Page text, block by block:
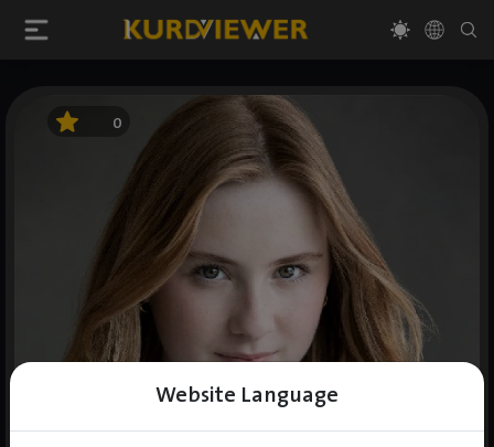
Website Language
0